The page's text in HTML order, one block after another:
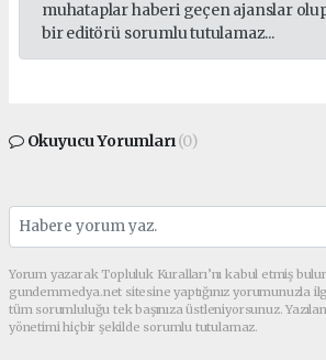
muhataplar haberi geçen ajanslar
bir editörü sorumlu tutulamaz...
Okuyucu Yorumları(0)
Yorum yazarak Topluluk Kuralları’nı kabul etmiş
gundemmedya.net sitesine yaptığınız yorumunuzla
tüm sorumluluğu tek başınıza üstleniyorsunuz.
yönetimi hiçbir şekilde sorumlu tutulamaz.